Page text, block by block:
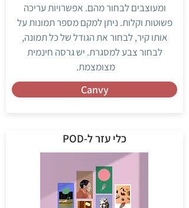
ומעוצבים לבחור מהם. אפשרויות עריכה
פשוטות וקלות. ניתן למקם מספר תמונות על
אותו קיר, לבחור את הגודל של כל תמונה,
לבחור צבע למסגרת. יש גרסה חינמית
מצומצמת.
Canvy
כלי עזר ל-POD